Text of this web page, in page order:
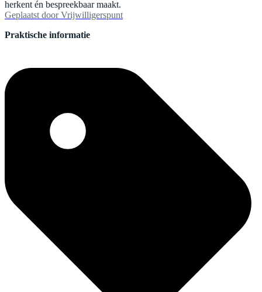
herkent én bespreekbaar maakt.
Geplaatst door Vrijwilligerspunt
Praktische informatie